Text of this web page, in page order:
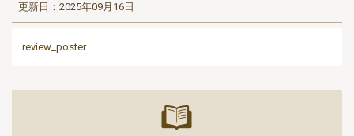
更新日：2025年09月16日
review_poster